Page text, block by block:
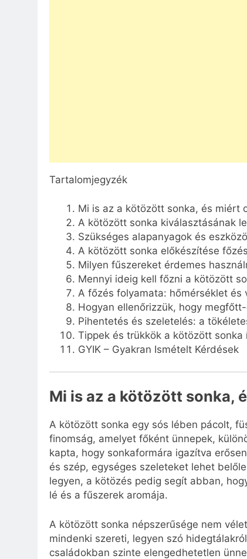
Tartalomjegyzék
Mi is az a kötözött sonka, és miért
A kötözött sonka kiválasztásának
Szükséges alapanyagok és
A kötözött sonka előkészítése
Milyen fűszereket érdemes
Mennyi ideig kell főzni a kötözött
A főzés folyamata: hőmérséklet és
Hogyan ellenőrizzük, hogy
Pihentetés és szeletelés: a
Tippek és trükkök a kötözött sonka
GYIK – Gyakran Ismételt Kérdések
Mi is az a kötözött sonka,
A kötözött sonka egy sós lében pácolt,
finomság, amelyet főként ünnepek,
kapta, hogy sonkaformára igazítva
és szép, egységes szeleteket lehet
legyen, a kötözés pedig segít abban,
lé és a fűszerek aromája.
A kötözött sonka népszerűsége nem
mindenki szereti, legyen szó
családokban szinte elengedhetetlen